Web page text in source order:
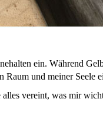
ein. Während
und meiner Seele
vereint, was mir